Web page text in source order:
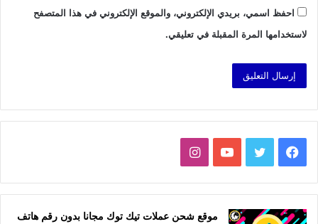
احفظ اسمي، بريدي الإلكتروني، والموقع الإلكتروني في هذا المتصفح
لاستخدامها المرة المقبلة في تعليقي.
فيسبوك تويتر يوتيوبانستقرام
موقع شحن عملات تيك توك مجانا بدون رقم هاتف